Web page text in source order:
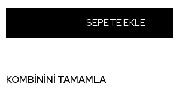
KOMBİNİNİ TAMAMLA